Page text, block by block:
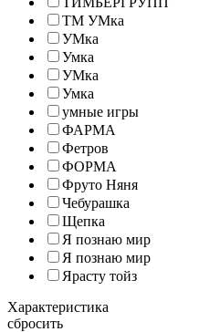
ТМ УМка
УМка
Умка
УМка
Умка
умные игры
ФАРМА
Фетров
ФОРМА
Фруто Няня
Чебурашка
Щепка
Я познаю мир
Я познаю мир
Ярасту тойз
Характеристика
сбросить